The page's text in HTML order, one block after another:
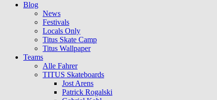
Blog
News
Festivals
Locals Only
Titus Skate Camp
Titus Wallpaper
Teams
Alle Fahrer
TITUS Skateboards
Jost Arens
Patrick Rogalski